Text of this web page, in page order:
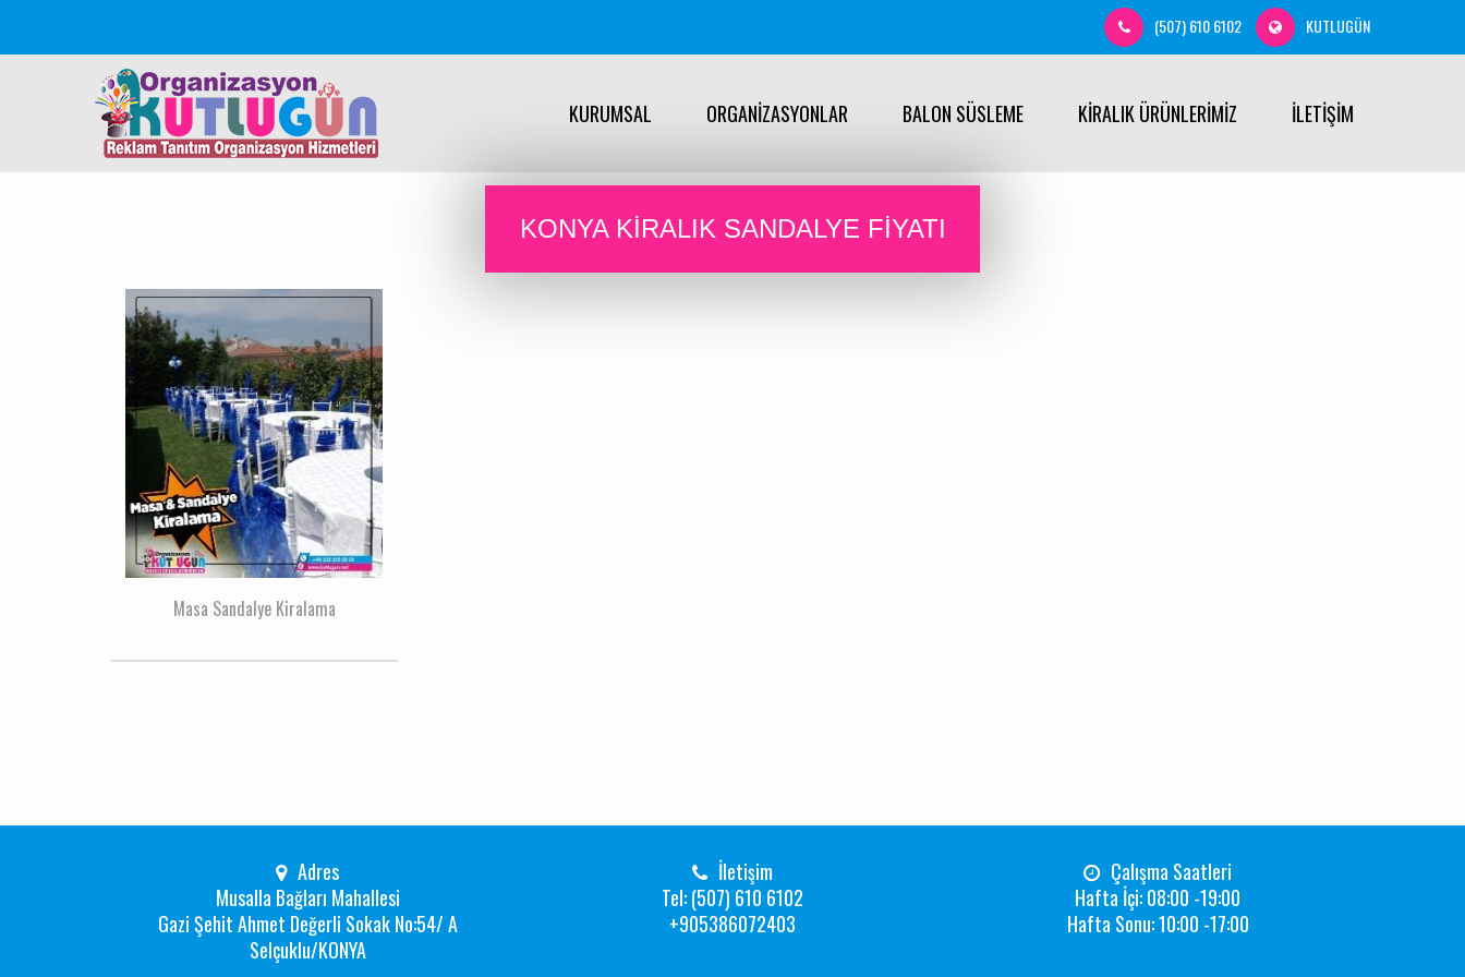
(507) 610 6102 KUTLUGÜN
KURUMSAL ORGANİZASYONLAR BALON SÜSLEME KİRALIK ÜRÜNLERİMİZ İLETİŞİM
KONYA KIRALIK SANDALYE FIYATI
Masa Sandalye Kiralama
Adres
Musalla Bağları Mahallesi
Gazi Şehit Ahmet Değerli Sokak No:54/ A
Selçuklu/KONYA
İletişim
Tel: (507) 610 6102
+905386072403
Çalışma Saatleri
Hafta İçi: 08:00 -19:00
Hafta Sonu: 10:00 -17:00